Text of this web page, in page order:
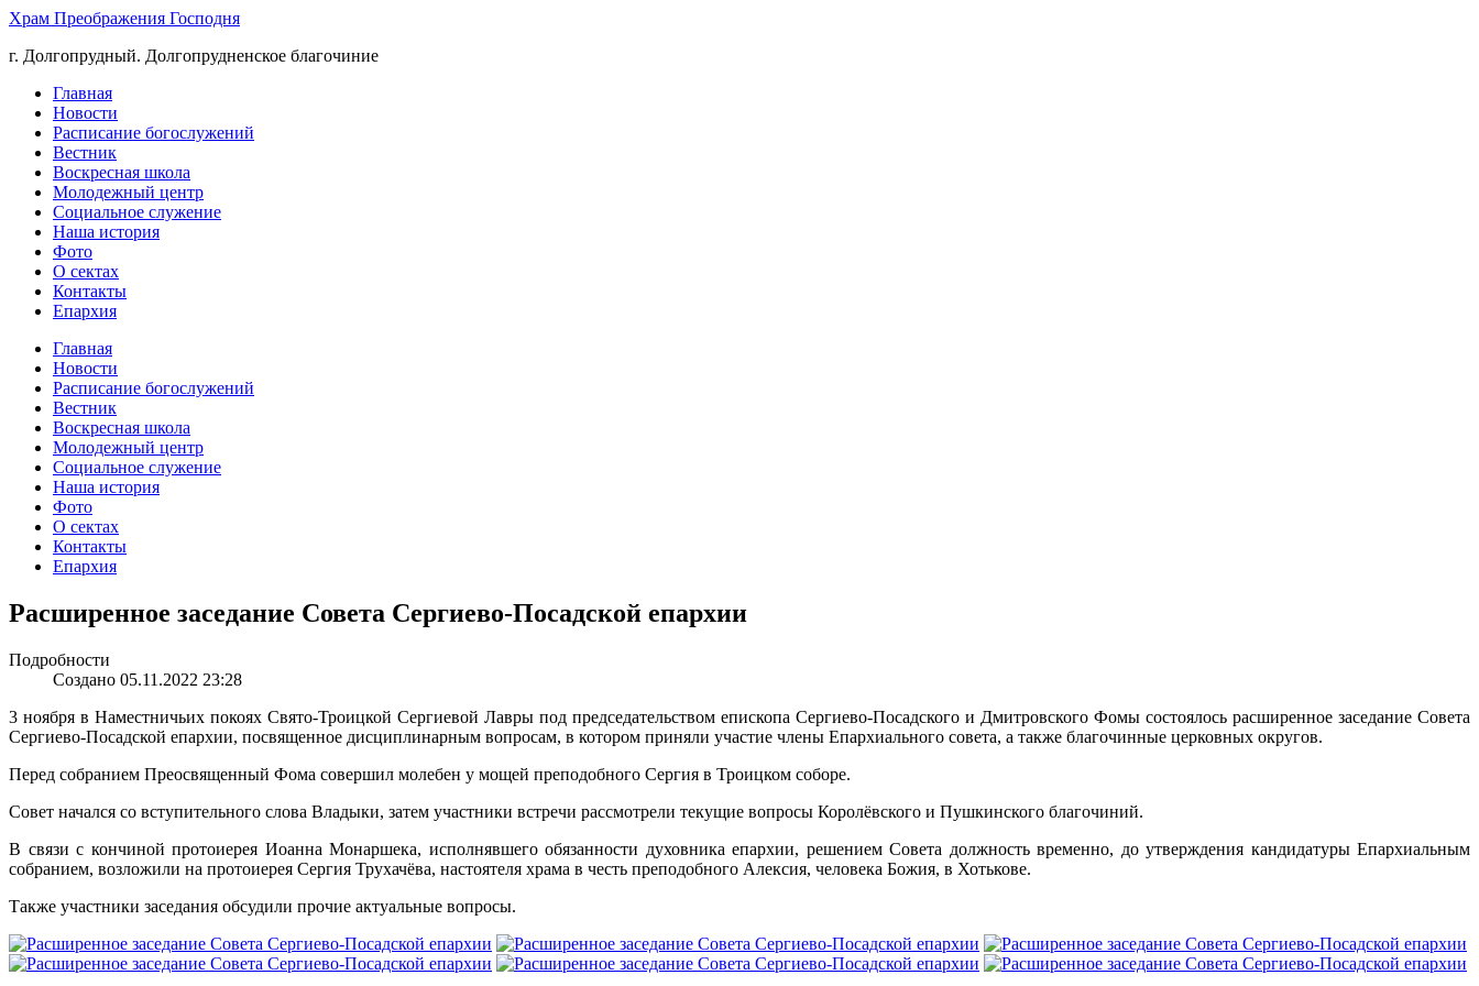
Храм Преображения Господня
г. Долгопрудный. Долгопрудненское благочиние
Главная
Новости
Расписание богослужений
Вестник
Воскресная школа
Молодежный центр
Социальное служение
Наша история
Фото
О сектах
Контакты
Епархия
Главная
Новости
Расписание богослужений
Вестник
Воскресная школа
Молодежный центр
Социальное служение
Наша история
Фото
О сектах
Контакты
Епархия
Расширенное заседание Совета Сергиево-Посадской епархии
Подробности
Создано 05.11.2022 23:28
3 ноября в Наместничьих покоях Свято-Троицкой Сергиевой Лавры под председательством епископа Сергиево-Посадского и Дмитровского Фомы состоялось расширенное заседание Совета
Сергиево-Посадской епархии, посвященное дисциплинарным вопросам, в котором приняли участие члены Епархиального совета, а также благочинные церковных округов.
Перед собранием Преосвященный Фома совершил молебен у мощей преподобного Сергия в Троицком соборе.
Совет начался со вступительного слова Владыки, затем участники встречи рассмотрели текущие вопросы Королëвского и Пушкинского благочиний.
В связи с кончиной протоиерея Иоанна Монаршека, исполнявшего обязанности духовника епархии, решением Совета должность временно, до утверждения кандидатуры Епархиальным
собранием, возложили на протоиерея Сергия Трухачëва, настоятеля храма в честь преподобного Алексия, человека Божия, в Хотькове.
Также участники заседания обсудили прочие актуальные вопросы.